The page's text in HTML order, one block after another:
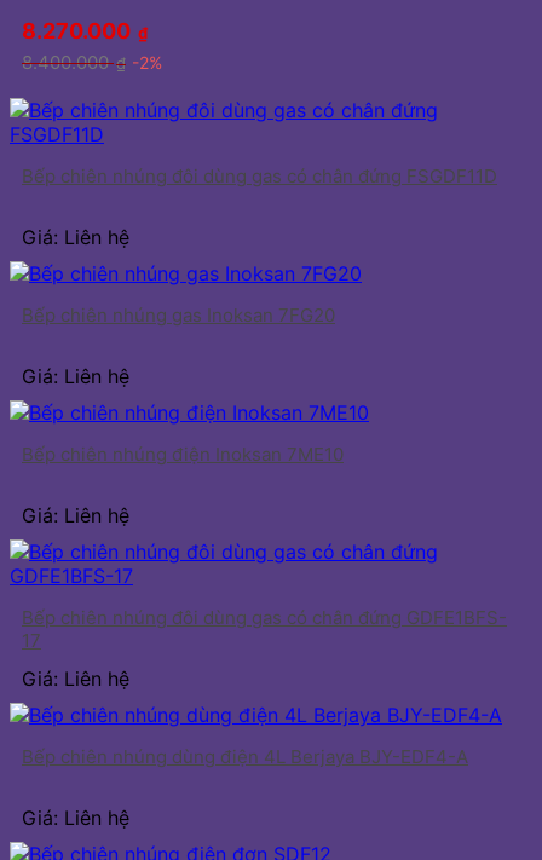
8.270.000 ₫
8.400.000₫ -2%
Bếp chiên nhúng đôi dùng gas có chân đứng FSGDF11D
Giá: Liên hệ
Bếp chiên nhúng gas Inoksan 7FG20
Giá: Liên hệ
Bếp chiên nhúng điện Inoksan 7ME10
Giá: Liên hệ
Bếp chiên nhúng đôi dùng gas có chân đứng GDFE1BFS-
17
Giá: Liên hệ
Bếp chiên nhúng dùng điện 4L Berjaya BJY-EDF4-A
Giá: Liên hệ